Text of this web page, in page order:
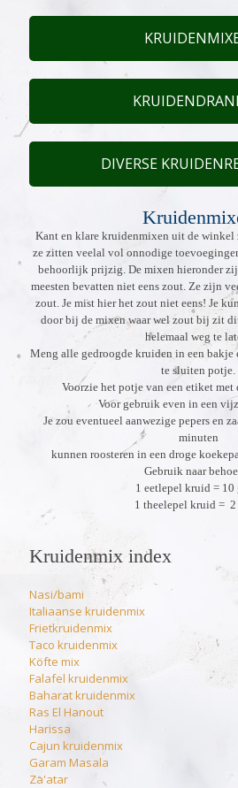
DIVERSE
Kant en klare kruidenmixen uit de
ze zitten veelal vol onnodige
behoorlijk prijzig. De mixen hieronder
meesten bevatten niet eens zout. Ze zijn
zout. Je mist hier het zout niet eens! Je
door bij de mixen waar wel zout bij zit
helemaal weg te
Meng alle gedroogde kruiden in een bakje
te sluiten potje.
Voorzie het potje van een etiket met
Voor gebruik even in een
Je zou eventueel aanwezige pepers en
minuten
kunnen roosteren in een droge
Gebruik naar
1 eetlepel kruid = 10
1 theelepel kruid = 2
Kruidenmix index
Nasi/bami
Italiaanse kruidenmix
Frietkruidenmix
Taco kruidenmix
Köfte mix
Falafel kruidenmix
Baharat kruidenmix
Ras El Hanout
Harissa
Cajun kruidenmix
Garam Masala
Za'atar